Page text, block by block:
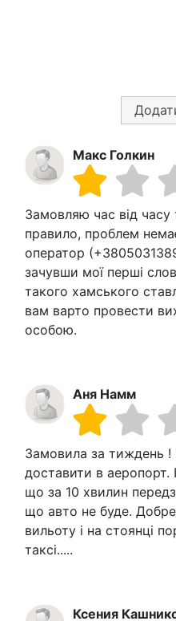
Макс Голкин
Замовляю час від часу
правило, проблем
оператор
зачувши мої перші
такого хамського
вам варто провести
особою.
Аня Намм
Замовила за тиждень
доставити в аеропорт.
що за 10 хвилин
що авто не буде.
вильоту і на стоянці
таксі.....
Ксения